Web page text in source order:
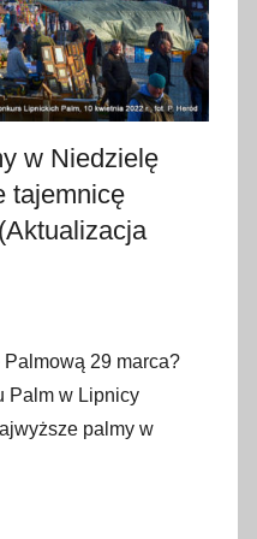
w Niedzielę
tajemnicę
29 marca?
Palm w Lipnicy
palmy w